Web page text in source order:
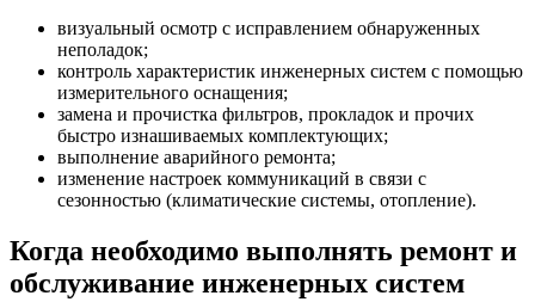
визуальный осмотр с исправлением обнаруженных
неполадок;
контроль характеристик инженерных систем с помощью
измерительного оснащения;
замена и прочистка фильтров, прокладок и прочих
быстро изнашиваемых комплектующих;
выполнение аварийного ремонта;
изменение настроек коммуникаций в связи с
сезонностью (климатические системы, отопление).
Когда необходимо выполнять ремонт и
обслуживание инженерных систем